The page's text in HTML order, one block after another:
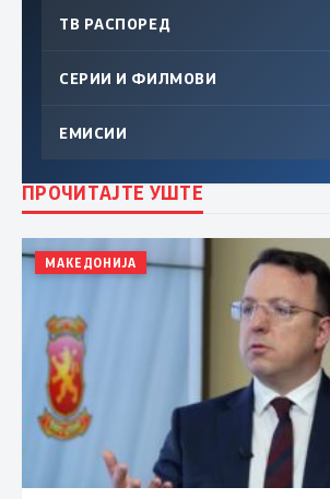
ТВ РАСПОРЕД
СЕРИИ И ФИЛМОВИ
ЕМИСИИ
ПРОЧИТАЈТЕ УШТЕ
МАКЕДОНИЈА